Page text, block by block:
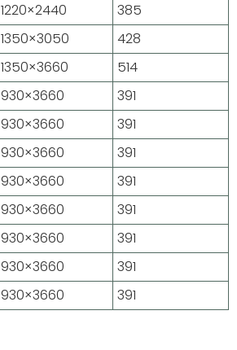
1220×2440
385
1350×3050
428
1350×3660
514
930×3660
391
930×3660
391
930×3660
391
930×3660
391
930×3660
391
930×3660
391
930×3660
391
930×3660 391